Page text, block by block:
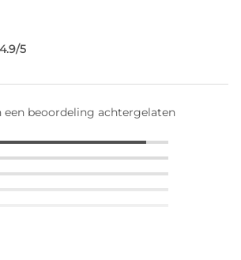
4.9/5
een beoordeling achtergelaten